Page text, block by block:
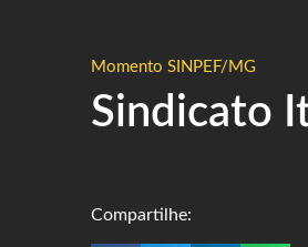
Momento SINPEF/MG
Sindicato
Compartilhe: